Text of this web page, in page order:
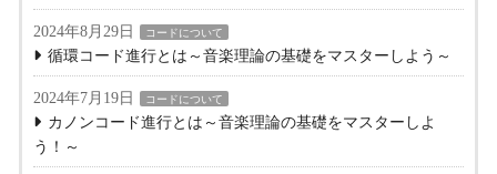
2024年8月29日 コードについて
循環コード進行とは～音楽理論の基礎をマスターしよう～
2024年7月19日 コードについて
カノンコード進行とは～音楽理論の基礎をマスターしよ
う！～